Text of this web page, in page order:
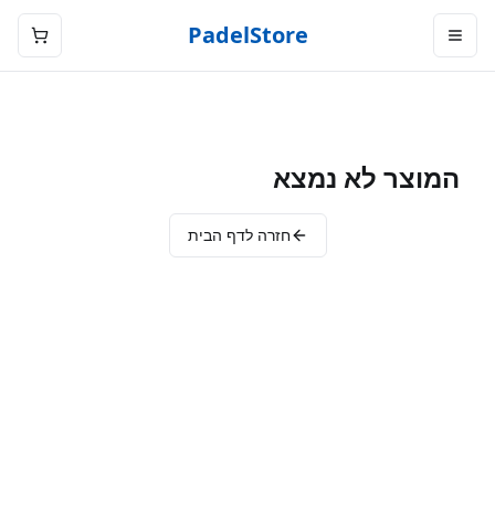
PadelStore
המוצר לא נמצא
חזרה לדף הבית